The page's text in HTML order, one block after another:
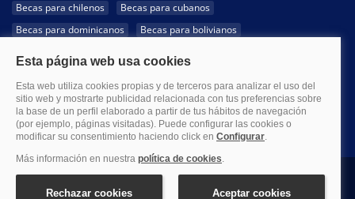
Becas para chilenos
Becas para cubanos
Becas para dominicanos
Becas para bolivianos
Becas para hondureños
Becas para paraguayos
Becas para uruguayos
Becas para salvadoreños
1999-2026 Becas.com @Todos los derechos reservados